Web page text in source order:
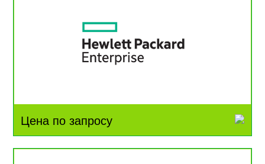
Цена по запросу